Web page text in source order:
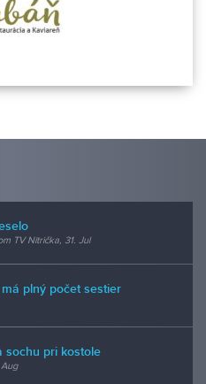
TV Nitrička, 31. Jul
plný počet sestier
sochu pri kostole